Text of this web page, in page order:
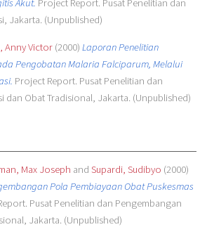
Akut. Project Report. Pusat Penelitian dan
Jakarta. (Unpublished)
Anny Victor(2000) Laporan Penelitian
Pengobatan Malaria Falciparum, Melalui
Project Report. Pusat Penelitian dan
dan Obat Tradisional, Jakarta. (Unpublished)
Max Joseph and Supardi, Sudibyo (2000)
Pola Pembiayaan Obat Puskesmas
Pusat Penelitian dan Pengembangan
Jakarta. (Unpublished)